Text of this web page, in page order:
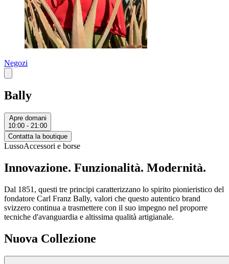
Negozi
Bally
Apre domani
10:00 - 21:00
Contatta la boutique
LussoAccessori e borse
Innovazione. Funzionalità. Modernità.
Dal 1851, questi tre principi caratterizzano lo spirito pionieristico del
fondatore Carl Franz Bally, valori che questo autentico brand
svizzero continua a trasmettere con il suo impegno nel proporre
tecniche d'avanguardia e altissima qualità artigianale.
Nuova Collezione